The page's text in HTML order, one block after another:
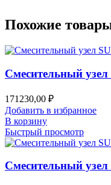
Похожие
Смесительный
171230,00 ₽
Добавить в избранное
В корзину
Быстрый просмотр
Смесительный